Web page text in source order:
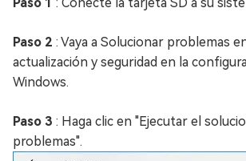
Paso 2 : Vaya a Solucionar problemas
actualización y seguridad en la
Windows.
Paso 3 : Haga clic en "Ejecutar el
problemas".